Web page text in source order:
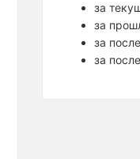
за
за
за
за